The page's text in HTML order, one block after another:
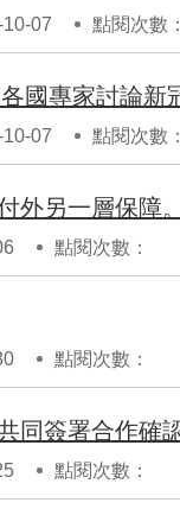
07 點閱次數：
07 點閱次數：
外另一層保障。
點閱次數：
點閱次數：
點閱次數：